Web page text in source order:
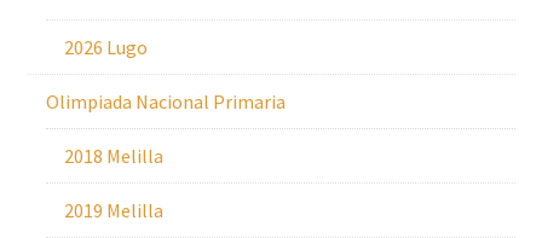
2026 Lugo
Olimpiada Nacional Primaria
2018 Melilla
2019 Melilla